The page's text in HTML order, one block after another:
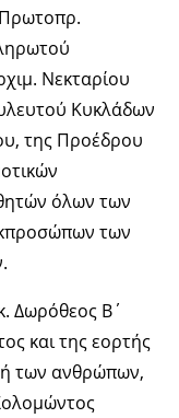
Νεκταρίου
Κυκλάδων
της Προέδρου
όλων των
των
Δωρόθεος Β΄
και της εορτής
των ανθρώπων,